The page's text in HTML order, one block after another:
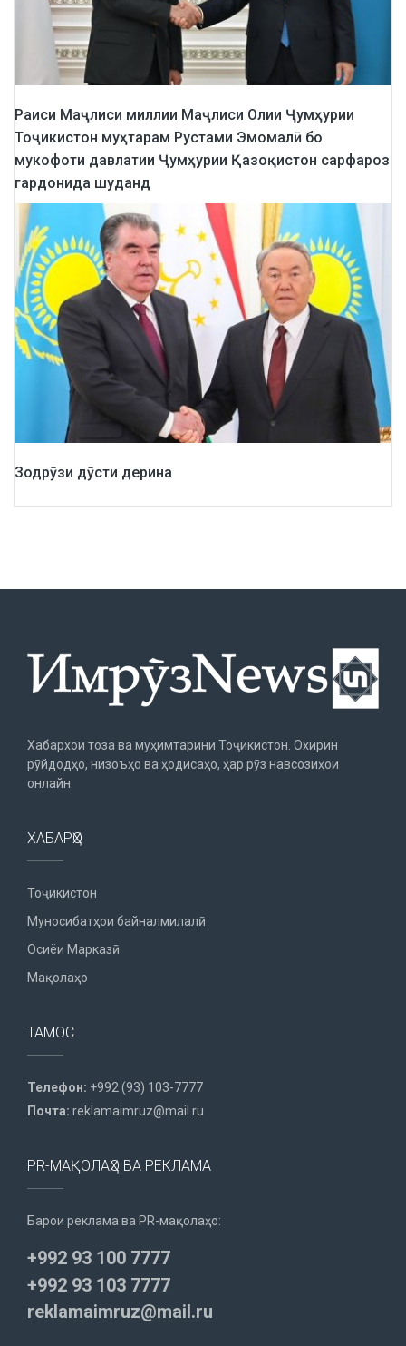
Раиси Маҷлиси миллии Маҷлиси Олии Ҷумҳурии
Тоҷикистон муҳтарам Рустами Эмомалӣ бо
мукофоти давлатии Ҷумҳурии Қазоқистон сарфароз
гардонида шуданд
Зодрӯзи дӯсти дерина
Хабархои тоза ва муҳимтарини Тоҷикистон. Охирин
рӯйдодҳо, низоъҳо ва ҳодисаҳо, ҳар рӯз навсозиҳои
онлайн.
ХАБАРҲО
Тоҷикистон
Муносибатҳои байналмилалӣ
Осиёи Марказӣ
Мақолаҳо
ТАМОС
Телефон: +992 (93) 103-7777
Почта: reklamaimruz@mail.ru
PR-МАҚОЛАҲО ВА РЕКЛАМА
Барои реклама ва PR-мақолаҳо:
+992 93 100 7777
+992 93 103 7777
reklamaimruz@mail.ru